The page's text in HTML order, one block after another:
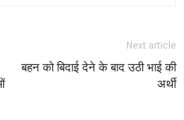
Next article
बहन को बिदाई देने के बाद उठी भाई की
अर्थी